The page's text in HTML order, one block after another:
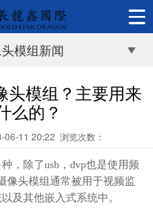
模组新闻
头模组？主要用来
么的？
06-11 20:22 浏览次数：
，除了usb，dvp也是使用频
像头模组通常被用于视频监
及其他嵌入式系统中。